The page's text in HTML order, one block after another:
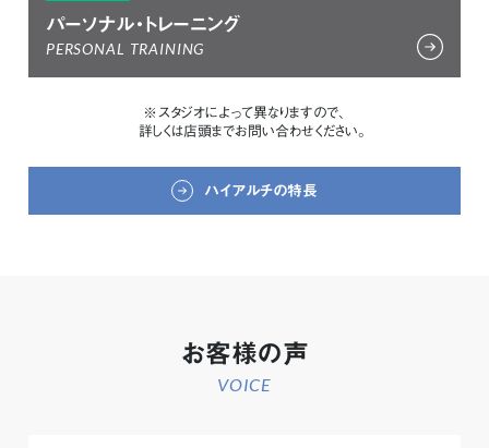
パーソナル・トレーニング
PERSONAL TRAINING
スタジオによって異なりますので、
詳しくは店頭までお問い合わせください。
ハイアルチの特長
お客様の声
VOICE